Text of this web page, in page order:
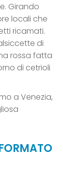
Girando
locali che
ricamati.
di
rossa fatta
di cetrioli
a Venezia,